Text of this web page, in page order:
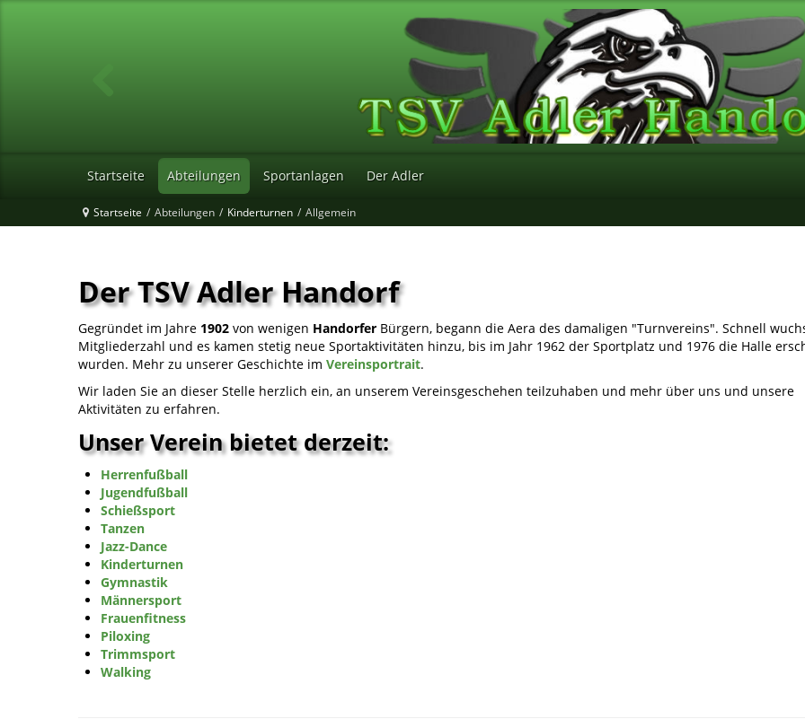
Startseite Abteilungen Sportanlagen Der Adler
Startseite / Abteilungen / Kinderturnen / Allgemein
Der TSV Adler Handorf
Gegründet im Jahre 1902 von wenigen Handorfer Bürgern, begann die Aera des damaligen "Turnvereins". Schnell
Mitgliederzahl und es kamen stetig neue Sportaktivitäten hinzu, bis im Jahr 1962 der Sportplatz und 1976 die Halle
wurden. Mehr zu unserer Geschichte im Vereinsportrait.
Wir laden Sie an dieser Stelle herzlich ein, an unserem Vereinsgeschehen teilzuhaben und mehr über uns und unsere
Aktivitäten zu erfahren.
Unser Verein bietet derzeit:
Herrenfußball
Jugendfußball
Schießsport
Tanzen
Jazz-Dance
Kinderturnen
Gymnastik
Männersport
Frauenfitness
Piloxing
Trimmsport
Walking